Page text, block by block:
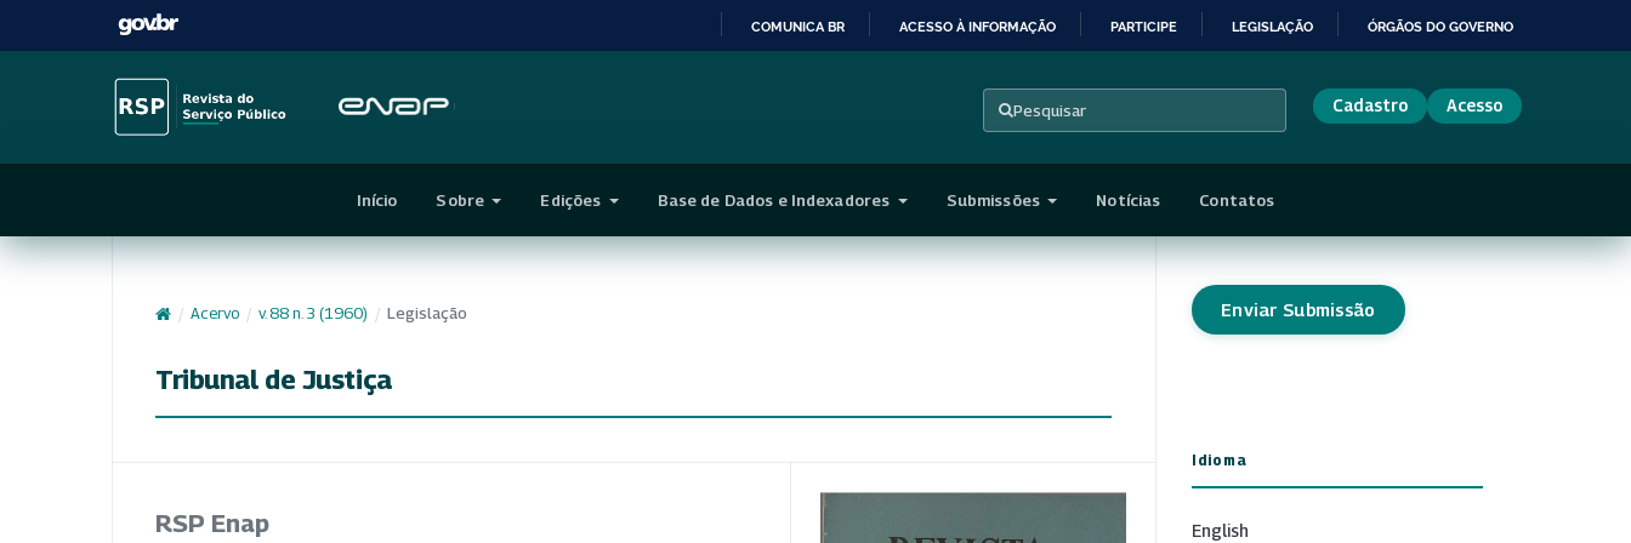
CONTEÚDO
COMUNICA BR ACESSO À INFORMAÇÃO PARTICIPE LEGISLAÇÃO ÓRGÃOS DO GOVERNO
Pesquisar Cadastro Acesso
Início Sobre Edições Base de Dados e Indexadores Submissões Notícias Contatos
/ Acervo / v. 88 n. 3 (1960) / Legislação
Tribunal de Justiça
RSP Enap
Enviar Submissão
Idioma
English